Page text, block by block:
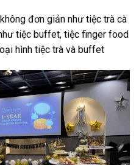
đơn giản như tiệc trà cà
tiệc buffet, tiệc finger food
hình tiệc trà và buffet